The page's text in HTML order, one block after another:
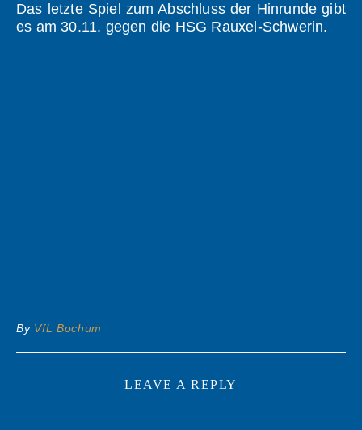
Das letzte Spiel zum Abschluss der Hinrunde gibt
es am 30.11. gegen die HSG Rauxel-Schwerin.
By VfL Bochum
LEAVE A REPLY